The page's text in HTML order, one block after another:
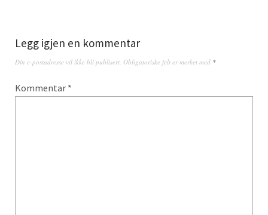
Legg igjen en kommentar
Din e-postadresse vil ikke bli publisert. Obligatoriske felt er merket med *
Kommentar *